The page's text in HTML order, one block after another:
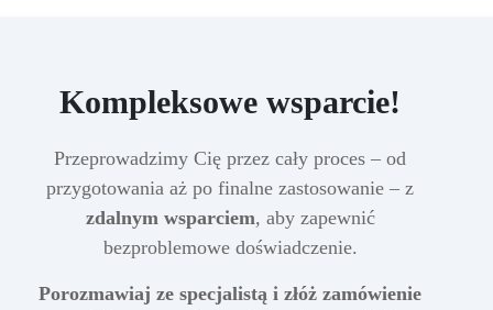
Kompleksowe wsparcie!
Przeprowadzimy Cię przez cały proces – od
przygotowania aż po finalne zastosowanie – z
zdalnym wsparciem, aby zapewnić
bezproblemowe doświadczenie.
Porozmawiaj ze specjalistą i złóż zamówienie